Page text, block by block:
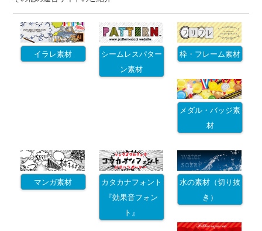
イラレ素材
シームレスパター
ン素材
枠・フレーム素材
メダル・バッジ素
材
マンガ素材
カタカナフォント
『効果音フォン
ト』
水の素材（切り抜
き）